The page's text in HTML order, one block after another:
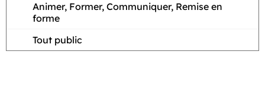
Animer, Former, Communiquer, Remise en
forme
Tout public